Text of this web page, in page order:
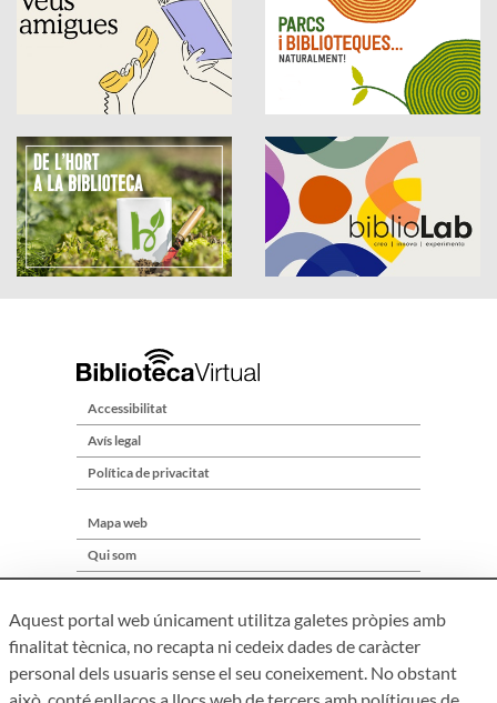
Accessibilitat
Avís legal
Política de privacitat
Mapa web
Qui som
Aquest portal web únicament utilitza galetes pròpies amb
finalitat tècnica, no recapta ni cedeix dades de caràcter
personal dels usuaris sense el seu coneixement. No obstant